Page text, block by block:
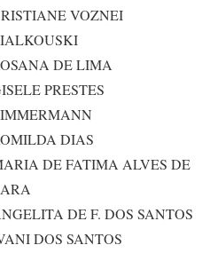
VOZNEI
DE LIMA
PRESTES
DIAS
DE FATIMA ALVES DE
DE F. DOS SANTOS
DOS SANTOS